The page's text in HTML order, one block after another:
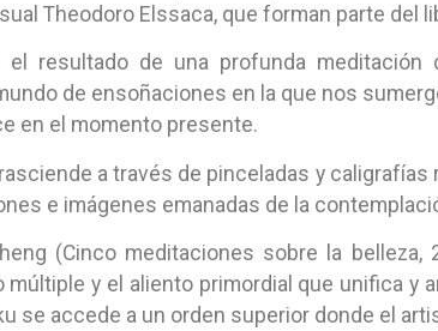
Theodoro Elssaca, que forman parte del
el resultado de una profunda
de ensoñaciones en la que nos
en el momento presente.
a través de pinceladas y
e imágenes emanadas de la
(Cinco meditaciones sobre la
múltiple y el aliento primordial que unifica
se accede a un orden superior donde el